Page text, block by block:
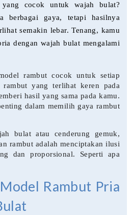
yang cocok untuk wajah bulat?
berbagai gaya, tetapi hasilnya
semakin lebar. Tenang, kamu
dengan wajah bulat mengalami
rambut cocok untuk setiap
rambut yang terlihat keren pada
hasil yang sama pada kamu.
dalam memilih gaya rambut
bulat atau cenderung gemuk,
rambut adalah menciptakan ilusi
dan proporsional. Seperti apa
Rambut Pria